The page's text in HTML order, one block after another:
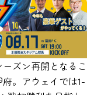
ズン再開となるこ
。アウェイでは1-